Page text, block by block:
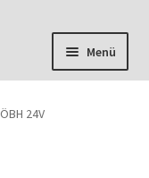
Menü
24V